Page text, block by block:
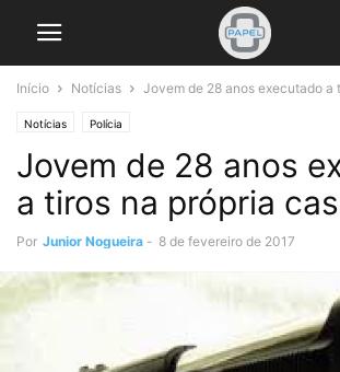
Início Notícias Jovem de 28 anos executado a
Notícias Polícia
Jovem de 28 anos
a tiros na própria
Por Junior Nogueira - 8 de fevereiro de 2017